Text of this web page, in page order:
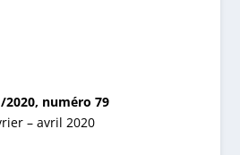
2020, numéro 79
– avril 2020